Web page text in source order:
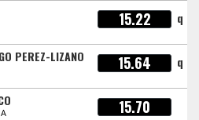
15.22 q
PEREZ-LIZANO 15.64 q
15.70